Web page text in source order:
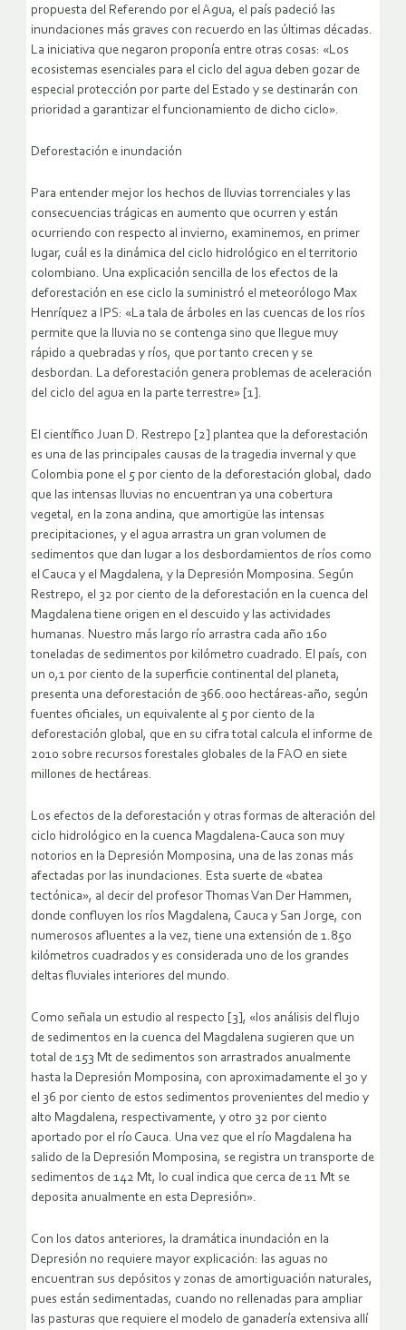
propuesta del Referendo por el Agua, el país padeció las
inundaciones más graves con recuerdo en las últimas décadas.
La iniciativa que negaron proponía entre otras cosas: «Los
ecosistemas esenciales para el ciclo del agua deben gozar de
especial protección por parte del Estado y se destinarán con
prioridad a garantizar el funcionamiento de dicho ciclo».
Deforestación e inundación
Para entender mejor los hechos de lluvias torrenciales y las
consecuencias trágicas en aumento que ocurren y están
ocurriendo con respecto al invierno, examinemos, en primer
lugar, cuál es la dinámica del ciclo hidrológico en el territorio
colombiano. Una explicación sencilla de los efectos de la
deforestación en ese ciclo la suministró el meteorólogo Max
Henríquez a IPS: «La tala de árboles en las cuencas de los ríos
permite que la lluvia no se contenga sino que llegue muy
rápido a quebradas y ríos, que por tanto crecen y se
desbordan. La deforestación genera problemas de aceleración
del ciclo del agua en la parte terrestre» [1].
El científico Juan D. Restrepo [2] plantea que la deforestación
es una de las principales causas de la tragedia invernal y que
Colombia pone el 5 por ciento de la deforestación global, dado
que las intensas lluvias no encuentran ya una cobertura
vegetal, en la zona andina, que amortigüe las intensas
precipitaciones, y el agua arrastra un gran volumen de
sedimentos que dan lugar a los desbordamientos de ríos como
el Cauca y el Magdalena, y la Depresión Momposina. Según
Restrepo, el 32 por ciento de la deforestación en la cuenca del
Magdalena tiene origen en el descuido y las actividades
humanas. Nuestro más largo río arrastra cada año 160
toneladas de sedimentos por kilómetro cuadrado. El país, con
un 0,1 por ciento de la superficie continental del planeta,
presenta una deforestación de 366.000 hectáreas-año, según
fuentes oficiales, un equivalente al 5 por ciento de la
deforestación global, que en su cifra total calcula el informe de
2010 sobre recursos forestales globales de la FAO en siete
millones de hectáreas.
Los efectos de la deforestación y otras formas de alteración del
ciclo hidrológico en la cuenca Magdalena-Cauca son muy
notorios en la Depresión Momposina, una de las zonas más
afectadas por las inundaciones. Esta suerte de «batea
tectónica», al decir del profesor Thomas Van Der Hammen,
donde confluyen los ríos Magdalena, Cauca y San Jorge, con
numerosos afluentes a la vez, tiene una extensión de 1.850
kilómetros cuadrados y es considerada uno de los grandes
deltas fluviales interiores del mundo.
Como señala un estudio al respecto [3], «los análisis del flujo
de sedimentos en la cuenca del Magdalena sugieren que un
total de 153 Mt de sedimentos son arrastrados anualmente
hasta la Depresión Momposina, con aproximadamente el 30 y
el 36 por ciento de estos sedimentos provenientes del medio y
alto Magdalena, respectivamente, y otro 32 por ciento
aportado por el río Cauca. Una vez que el río Magdalena ha
salido de la Depresión Momposina, se registra un transporte de
sedimentos de 142 Mt, lo cual indica que cerca de 11 Mt se
deposita anualmente en esta Depresión».
Con los datos anteriores, la dramática inundación en la
Depresión no requiere mayor explicación: las aguas no
encuentran sus depósitos y zonas de amortiguación naturales,
pues están sedimentadas, cuando no rellenadas para ampliar
las pasturas que requiere el modelo de ganadería extensiva allí